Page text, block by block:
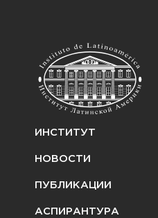
ИНСТИТУТ
НОВОСТИ
ПУБЛИКАЦИИ
АСПИРАНТУРА